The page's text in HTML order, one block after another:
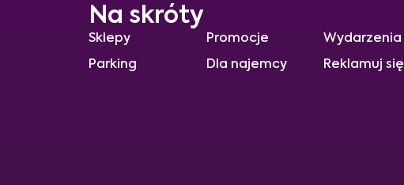
Na skróty
Sklepy Promocje Wydarzenia
Parking Dla najemcy Reklamuj się